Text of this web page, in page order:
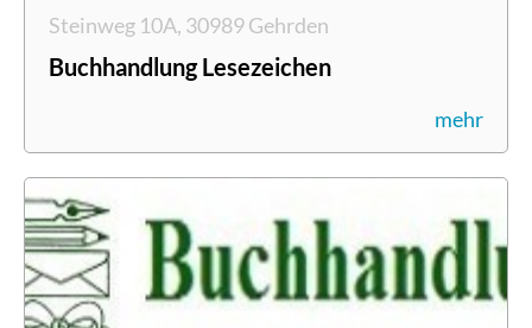
Steinweg 10A, 30989 Gehrden
Buchhandlung Lesezeichen
mehr